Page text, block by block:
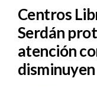
Centros
Serdán
atención
disminuyen